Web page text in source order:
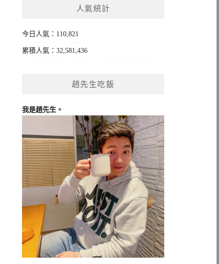
人氣統計
今日人氣：110,821
累積人氣：32,581,436
趙先生吃飯
我是趙先生。